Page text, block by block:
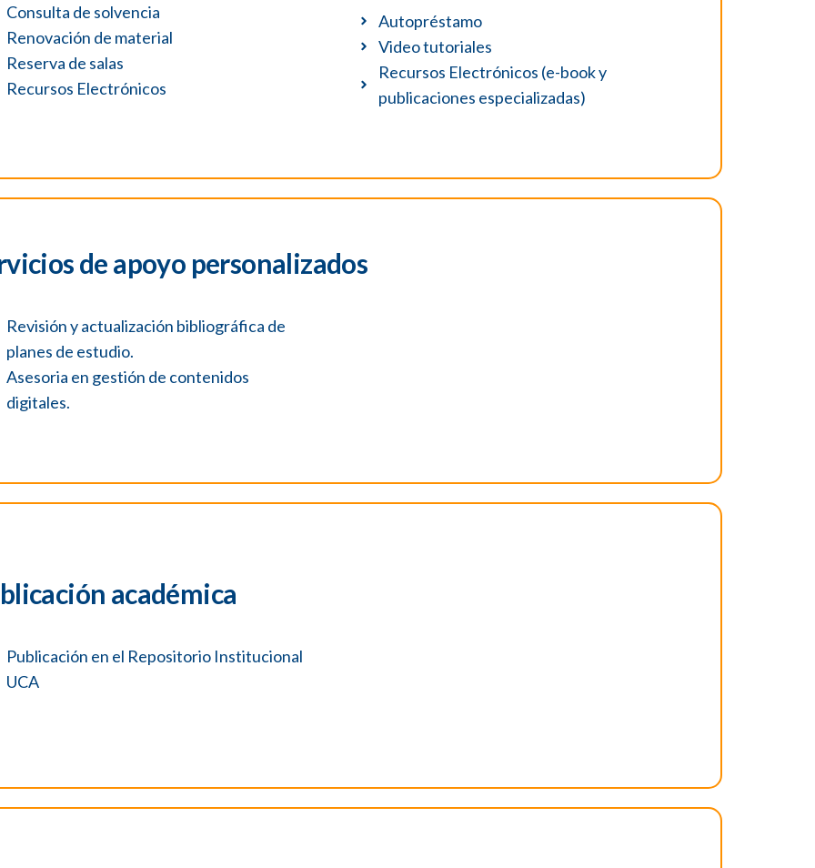
Consulta de solvencia
Renovación de material
Reserva de salas
Recursos Electrónicos
Autopréstamo
Video tutoriales
Recursos Electrónicos (e-book y
publicaciones especializadas)
de apoyo personalizados
Revisión y actualización bibliográfica de
planes de estudio.
Asesoria en gestión de contenidos
digitales.
académica
Publicación en el Repositorio Institucional
UCA